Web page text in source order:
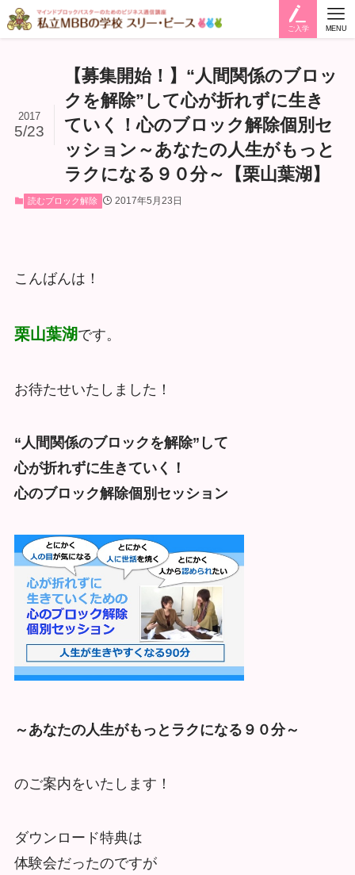
ご入学 MENU
【募集開始！】“人間関係のブロッ
クを解除”して心が折れずに生き
ていく！心のブロック解除個別セ
ッション～あなたの人生がもっと
ラクになる９０分～【栗山葉湖】
2017
5/23
読むブロック解除 2017年5月23日
こんばんは！
栗山葉湖です。
お待たせいたしました！
“人間関係のブロックを解除”して
心が折れずに生きていく！
心のブロック解除個別セッション
～あなたの人生がもっとラクになる９０分～
のご案内をいたします！
ダウンロード特典は
体験会だったのですが